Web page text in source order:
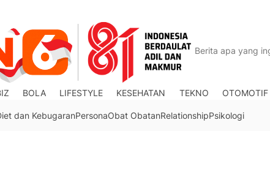
BOLA LIFESTYLE KESEHATAN TEKNO OTOMOTIF
dan KebugaranPersonaObat ObatanRelationshipPsikologi